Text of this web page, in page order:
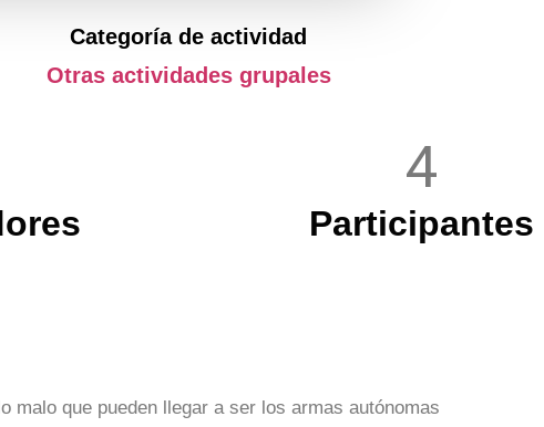
Categoría de actividad
Otras actividades grupales
4
Participantes
malo que pueden llegar a ser los armas autónomas